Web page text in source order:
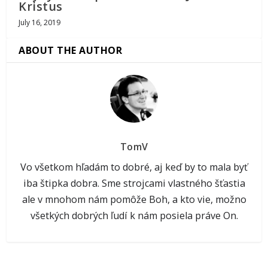
Kristus
July 16, 2019
ABOUT THE AUTHOR
TomV
Vo všetkom hľadám to dobré, aj keď by to mala byť
iba štipka dobra. Sme strojcami vlastného šťastia
ale v mnohom nám pomôže Boh, a kto vie, možno
všetkých dobrých ľudí k nám posiela práve On.